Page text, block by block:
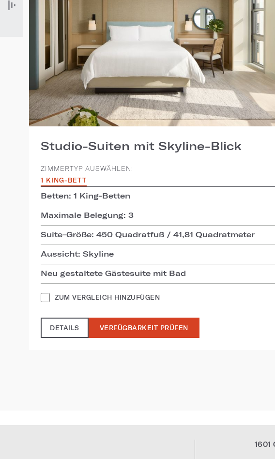
Studio-Suiten mit Skyline-Blick
ZIMMERTYP AUSWÄHLEN:
1 KING-BETT
Betten: 1 King-Betten
Maximale Belegung: 3
Suite-Größe: 450 Quadratfuß / 41,81 Quadratmeter
Aussicht: Skyline
Neu gestaltete Gästesuite mit Bad
ZUM VERGLEICH HINZUFÜGEN
DETAILS VERFÜGBARKEIT PRÜFEN
1601